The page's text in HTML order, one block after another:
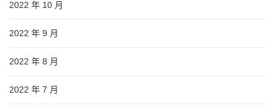
2022 年 10 月
2022 年 9 月
2022 年 8 月
2022 年 7 月